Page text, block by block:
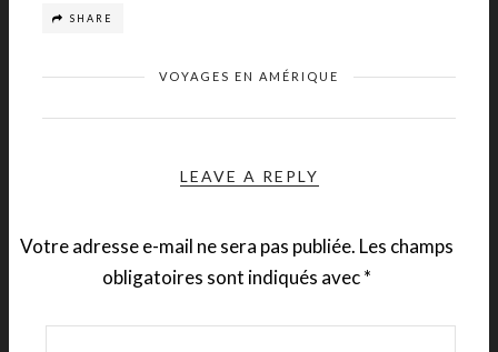
SHARE
VOYAGES EN AMÉRIQUE
LEAVE A REPLY
Votre adresse e-mail ne sera pas publiée. Les champs
obligatoires sont indiqués avec*